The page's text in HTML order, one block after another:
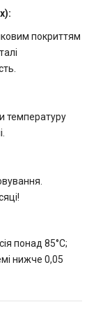
покриттям
температуру
понад 85°С;
нижче 0,05